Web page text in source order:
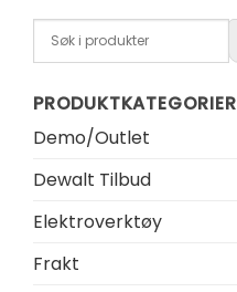
PRODUKTKATEGORIER
Demo/Outlet
Dewalt Tilbud
Elektroverktøy
Frakt